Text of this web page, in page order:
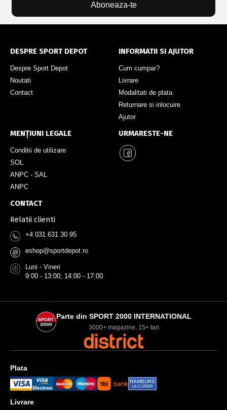
Aboneaza-te
DESPRE SPORT DEPOT
Despre Sport Depot
Noutati
Contact
INFORMATII SI AJUTOR
Cum cumpar?
Livrare
Modalitati de plata
Returnare si inlocuire
Ajutor
MENȚIUNI LEGALE
Conditii de utilizare
SOL
ANPC - SAL
ANPC
URMARESTE-NE
CONTACT
Relatii clienti
+4 031 631 30 95
@ eshop@sportdepot.ro
Luni - Vineri
9:00 - 13:00; 14:00 - 17:00
Parte din SPORT 2000 INTERNATIONAL
3000+ magazine, 15+ tari
Plata
RAMBURS
LA CURIER
Livrare